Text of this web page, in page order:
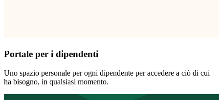
Portale per i dipendenti
Uno spazio personale per ogni dipendente per accedere a ciò di cui
ha bisogno, in qualsiasi momento.